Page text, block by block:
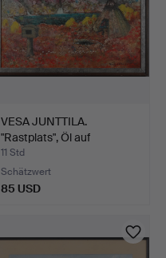
VESA JUNTTILA.
"Rastplats", Öl auf
Leinwan…
11 Std
Schätzwert
85 USD